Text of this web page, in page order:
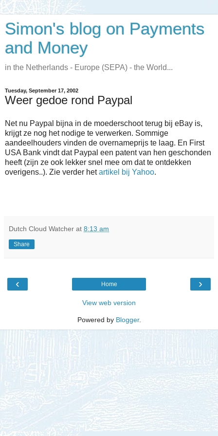
Simon's blog on Payments
and Money
in the Netherlands - Europe (SEPA) - the World...
Tuesday, September 17, 2002
Weer gedoe rond Paypal
Net nu Paypal bijna in de moederschoot terug bij eBay is,
krijgt ze nog het nodige te verwerken. Sommige
aandeelhouders vinden de overnameprijs te laag. En First
USA Bank vindt dat Paypal een patent van hen geschonden
heeft (zijn ze ook lekker snel mee om dat te ontdekken
overigens..). Zie verder hetartikel bij Yahoo.
Dutch Cloud Watcher at 8:13 am
Share
‹ ›
Home
View web version
Powered by Blogger.